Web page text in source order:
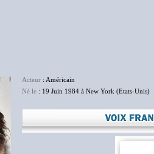
Acteur : Américain
Né le : 19 Juin 1984 à New York (Etats-Unis)